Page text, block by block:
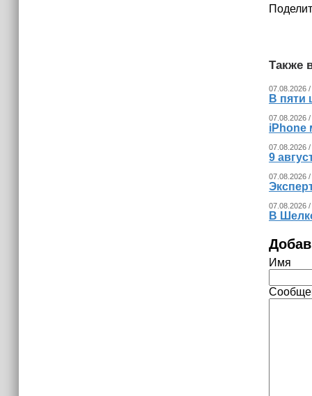
Также
07.08.2026
В пяти
07.08.2026
iPhone
07.08.2026
9
07.08.2026
07.08.2026
В
Имя